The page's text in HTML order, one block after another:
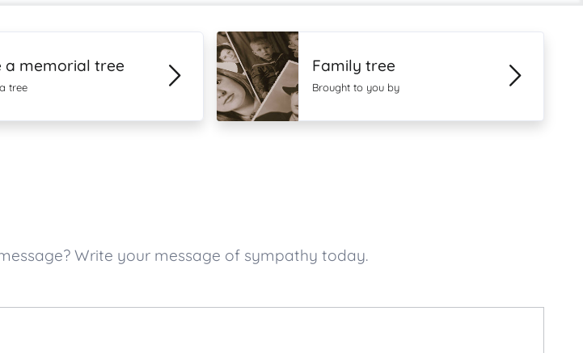
a memorial tree
tree
Family tree
Brought to you by
Write your message of sympathy today.